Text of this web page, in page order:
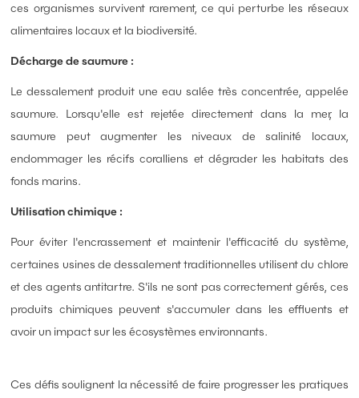
ces organismes survivent rarement, ce qui perturbe les réseaux
alimentaires locaux et la biodiversité.
Décharge de saumure :
Le dessalement produit une eau salée très concentrée, appelée
saumure. Lorsqu'elle est rejetée directement dans la mer, la
saumure peut augmenter les niveaux de salinité locaux,
endommager les récifs coralliens et dégrader les habitats des
fonds marins.
Utilisation chimique :
Pour éviter l'encrassement et maintenir l'efficacité du système,
certaines usines de dessalement traditionnelles utilisent du chlore
et des agents antitartre. S'ils ne sont pas correctement gérés, ces
produits chimiques peuvent s'accumuler dans les effluents et
avoir un impact sur les écosystèmes environnants.
Ces défis soulignent la nécessité de faire progresser les pratiques